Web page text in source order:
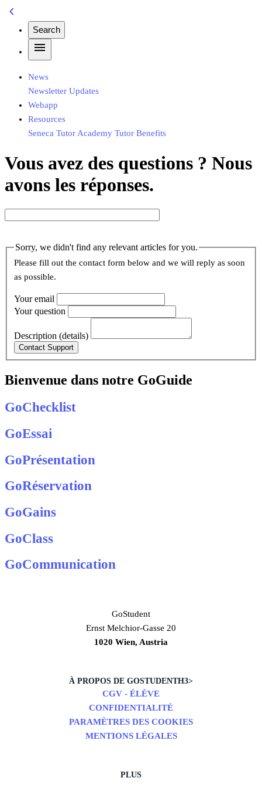
chevron_left
Search
menu
News
Newsletter Updates
Webapp
Resources
Seneca Tutor Academy Tutor Benefits
Vous avez des questions ? Nous
avons les réponses.
Sorry, we didn't find any relevant articles for you.
Please fill out the contact form below and we will reply as soon
as possible.
Your email
Your question
Description (details)
Bienvenue dans notre GoGuide
GoChecklist
GoEssai
GoPrésentation
GoRéservation
GoGains
GoClass
GoCommunication
GoStudent
Ernst Melchior-Gasse 20
1020 Wien, Austria
À PROPOS DE GOSTUDENTH3>
CGV - ÉLÈVE
CONFIDENTIALITÉ
PARAMÈTRES DES COOKIES
MENTIONS LÉGALES
PLUS